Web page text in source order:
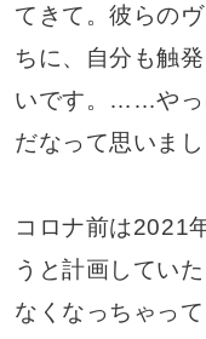
てきて。彼らの
ちに、自分も触
いです。……やっ
だなって思いまし
コロナ前は2021
うと計画してい
なくなっちゃっ